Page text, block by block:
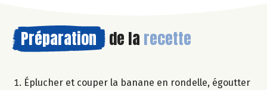
Préparation de la recette
Éplucher et couper la banane en rondelle, égoutter